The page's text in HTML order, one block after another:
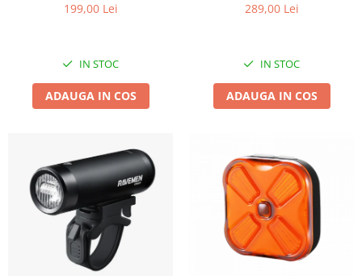
199,00 Lei
IN STOC
ADAUGA IN COS
289,00 Lei
IN STOC
ADAUGA IN COS